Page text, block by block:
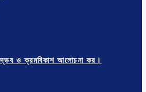
ও ক্রমবিকাশ আলোচনা কর।